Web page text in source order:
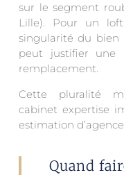
sur le segment
Lille). Pour un
singularité du bien
peut justifier une
remplacement.
Cette pluralité
cabinet expertise
estimation d’agence.
Quand